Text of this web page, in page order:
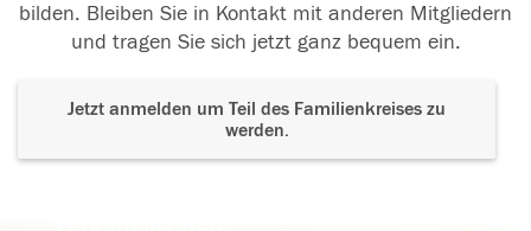
bilden. Bleiben Sie in Kontakt mit anderen Mitgliedern
und tragen Sie sich jetzt ganz bequem ein.
Jetzt anmelden um Teil des Familienkreises zu
werden.